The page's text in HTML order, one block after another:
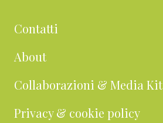
Contatti
About
Collaborazioni & Media Kit
Privacy & cookie policy